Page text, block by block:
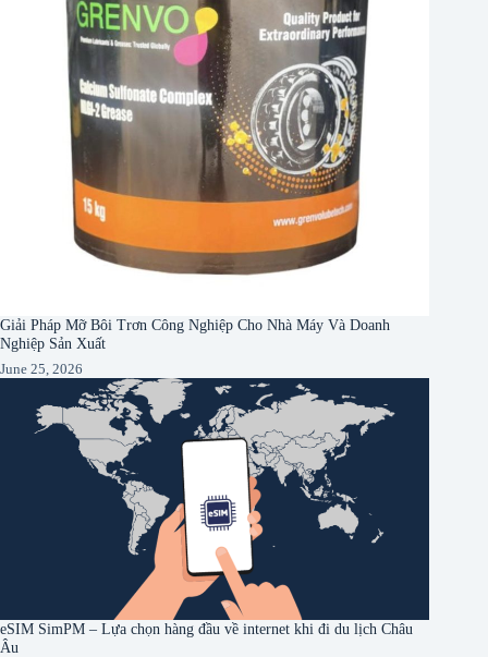
Giải Pháp Mỡ Bôi Trơn Công Nghiệp Cho Nhà Máy Và Doanh
Nghiệp Sản Xuất
June 25, 2026
eSIM SimPM – Lựa chọn hàng đầu về internet khi đi du lịch Châu
Âu